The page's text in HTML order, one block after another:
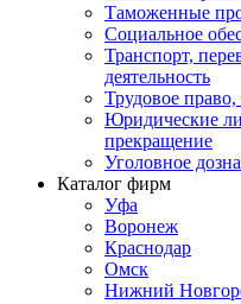
Таможенные
Социальное
Транспорт,
деятельность
Трудовое право,
Юридические
прекращение
Уголовное
Каталог фирм
Уфа
Воронеж
Краснодар
Омск
Нижний